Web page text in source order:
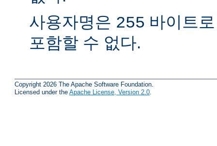
사용자명은 255 바이트
포함할 수 없다.
Copyright 2026 The Apache Software Foundation.
Licensed under the Apache License, Version 2.0.